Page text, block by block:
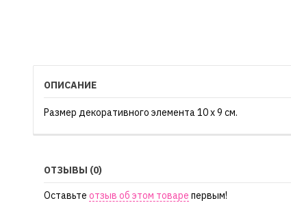
ОПИСАНИЕ
Размер декоративного элемента 10 х 9 см.
ОТЗЫВЫ (0)
Оставьте отзыв об этом товаре первым!